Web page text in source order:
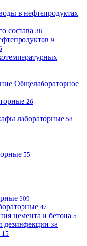
в нефтепродуктах
состава 38
9
Общелабораторное
26
лабораторные 58
55
309
47
цемента и бетона 5
дезинфекции 38
15